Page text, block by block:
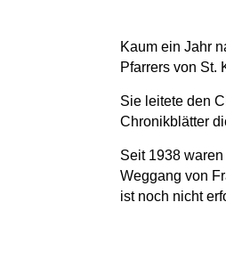
Kaum ein Jahr
Pfarrers von St.
Sie leitete den
Chronikblätter
Seit 1938
Weggang von
ist noch nicht